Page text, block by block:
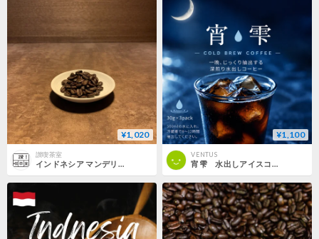
¥1,020
讃喫茶室
インドネシア マンデリン アチェ アルールバダ 100g
¥1,100
VENTUS
宵雫 水出しアイスコーヒーパック｜30g×３Pack